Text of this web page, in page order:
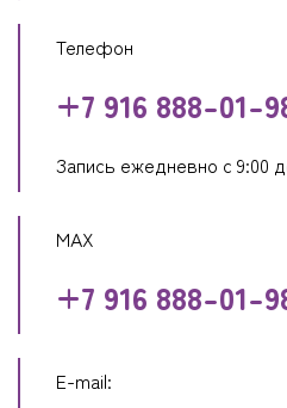
Телефон
+7 916 888-01-
Запись ежедневно с 9:00
MAX
+7 916 888-01-
E-mail: